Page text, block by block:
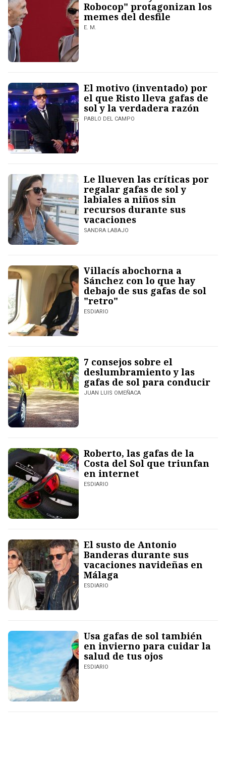
Robocop" protagonizan los
memes del desfile
E. M.
El motivo (inventado) por
el que Risto lleva gafas de
sol y la verdadera razón
PABLO DEL CAMPO
Le llueven las críticas por
regalar gafas de sol y
labiales a niños sin
recursos durante sus
vacaciones
SANDRA LABAJO
Villacís abochorna a
Sánchez con lo que hay
debajo de sus gafas de sol
"retro"
ESDIARIO
7 consejos sobre el
deslumbramiento y las
gafas de sol para conducir
JUAN LUIS OMEÑACA
Roberto, las gafas de la
Costa del Sol que triunfan
en internet
ESDIARIO
El susto de Antonio
Banderas durante sus
vacaciones navideñas en
Málaga
ESDIARIO
Usa gafas de sol también
en invierno para cuidar la
salud de tus ojos
ESDIARIO